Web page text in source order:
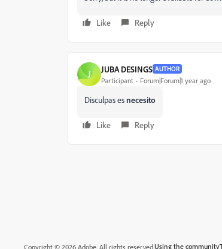
Like Reply
J JUBA DESINGS AUTHOR
Participant Forum|Forum|1 year ago
Disculpas esnecesito
Like Reply
Copyright © 2026 Adobe. All rights reserved.Using the community